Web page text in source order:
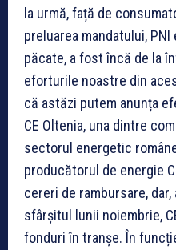
la urmă, față de
preluarea mandatului,
păcate, a fost încă de la
eforturile noastre din
că astăzi putem anunța
CE Oltenia, una dintre
sectorul energetic
producătorul de energie
cereri de rambursare, dar,
sfârșitul lunii noiembrie,
fonduri în tranșe. În